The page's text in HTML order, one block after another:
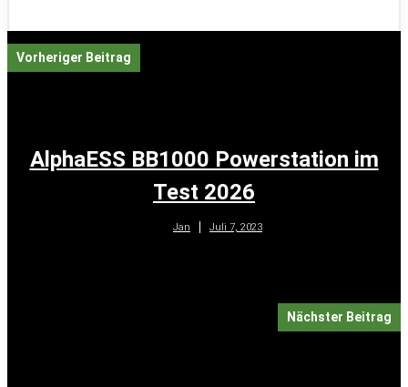
Vorheriger Beitrag
AlphaESS BB1000 Powerstation im
Test 2026
Jan Juli 7, 2023
Nächster Beitrag